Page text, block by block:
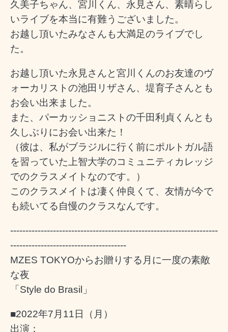
久美子ちゃん、宮川くん、永見さん、素晴らし
いライブを本当に有難うございました。
お越し頂いたみなさんも大満足のライブでし
た。
お越し頂いた永見さんと宮川くんのお友達のヴ
ォーカリストの池田リザさん、堤育子さんとも
お会い出来ました。
また、パーカッショニストの千田利貞くんとも
久しぶりにお会い出来た！
（彼は、私がブラジルに行く前にポルトガル語
を習っていた上智大学のコミュニティカレッジ
でのクラスメイトなのです。）
このクラスメイトは凄く仲良くて、友情が今で
も続いてる自慢のクラスなんです。
--------------------------------------------------------------------
--------------------------------------
MZES TOKYOからお贈りする月に一度の素敵
な夜
「Style do Brasil」
■2022年7月11日（月）
出演：